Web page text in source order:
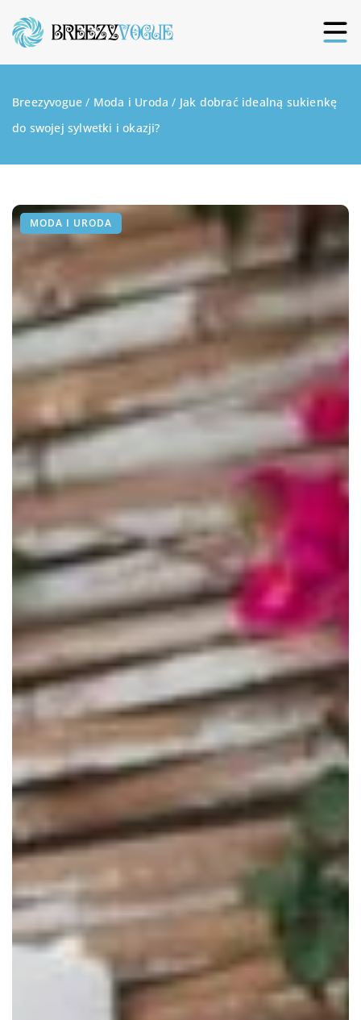
Breezyvogue / Moda i Uroda / Jak dobrać idealną sukienkę
do swojej sylwetki i okazji?
MODA I URODA